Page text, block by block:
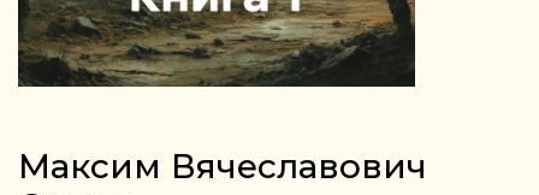
Максим Вячеславович